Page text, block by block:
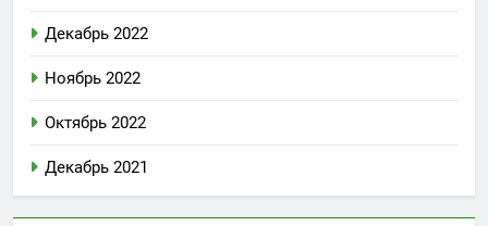
Декабрь 2022
Ноябрь 2022
Октябрь 2022
Декабрь 2021